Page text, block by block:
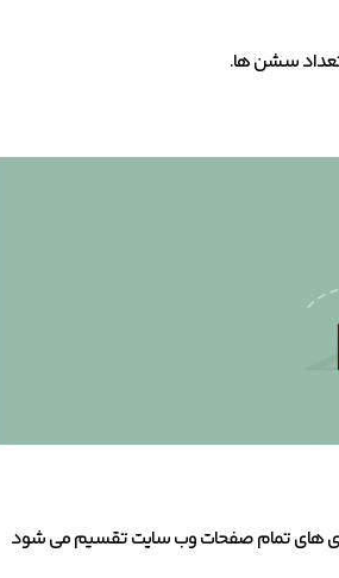
های تمام صفحات وب سایت تقسیم می شود